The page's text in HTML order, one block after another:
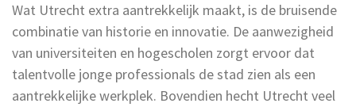
Wat Utrecht extra aantrekkelijk maakt, is de bruisende
combinatie van historie en innovatie. De aanwezigheid
van universiteiten en hogescholen zorgt ervoor dat
talentvolle jonge professionals de stad zien als een
aantrekkelijke werkplek. Bovendien hecht Utrecht veel